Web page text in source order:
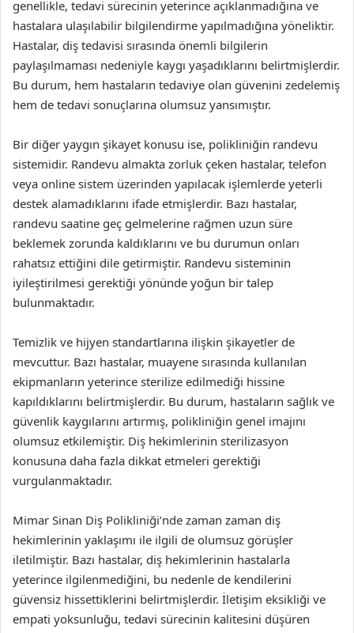
genellikle, tedavi sürecinin yeterince açıklanmadığına ve
hastalara ulaşılabilir bilgilendirme yapılmadığına yöneliktir.
Hastalar, diş tedavisi sırasında önemli bilgilerin
paylaşılmaması nedeniyle kaygı yaşadıklarını belirtmişlerdir.
Bu durum, hem hastaların tedaviye olan güvenini zedelemiş
hem de tedavi sonuçlarına olumsuz yansımıştır.
Bir diğer yaygın şikayet konusu ise, polikliniğin randevu
sistemidir. Randevu almakta zorluk çeken hastalar, telefon
veya online sistem üzerinden yapılacak işlemlerde yeterli
destek alamadıklarını ifade etmişlerdir. Bazı hastalar,
randevu saatine geç gelmelerine rağmen uzun süre
beklemek zorunda kaldıklarını ve bu durumun onları
rahatsız ettiğini dile getirmiştir. Randevu sisteminin
iyileştirilmesi gerektiği yönünde yoğun bir talep
bulunmaktadır.
Temizlik ve hijyen standartlarına ilişkin şikayetler de
mevcuttur. Bazı hastalar, muayene sırasında kullanılan
ekipmanların yeterince sterilize edilmediği hissine
kapıldıklarını belirtmişlerdir. Bu durum, hastaların sağlık ve
güvenlik kaygılarını artırmış, polikliniğin genel imajını
olumsuz etkilemiştir. Diş hekimlerinin sterilizasyon
konusuna daha fazla dikkat etmeleri gerektiği
vurgulanmaktadır.
Mimar Sinan Diş Polikliniği’nde zaman zaman diş
hekimlerinin yaklaşımı ile ilgili de olumsuz görüşler
iletilmiştir. Bazı hastalar, diş hekimlerinin hastalarla
yeterince ilgilenmediğini, bu nedenle de kendilerini
güvensiz hissettiklerini belirtmişlerdir. İletişim eksikliği ve
empati yoksunluğu, tedavi sürecinin kalitesini düşüren